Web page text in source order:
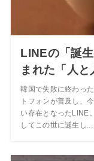
LINEの「誕
まれた「人と
韓国で失敗に終わ
トフォンが普及し、
い存在となったLINE
してこの世に誕生し...